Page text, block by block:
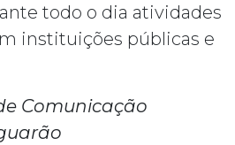
todo o dia atividades
instituições públicas e
Comunicação